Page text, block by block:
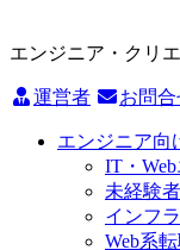
エンジニア・クリ
運営者 お問
エンジニア向
IT・
未経験
インフ
Web系